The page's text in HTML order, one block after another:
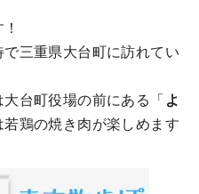
三重県大台町に訪れてい
台町役場の前にある「よ
鶏の焼き肉が楽しめます